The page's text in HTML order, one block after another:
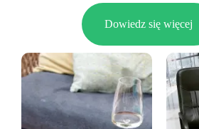
Dowiedz się więcej